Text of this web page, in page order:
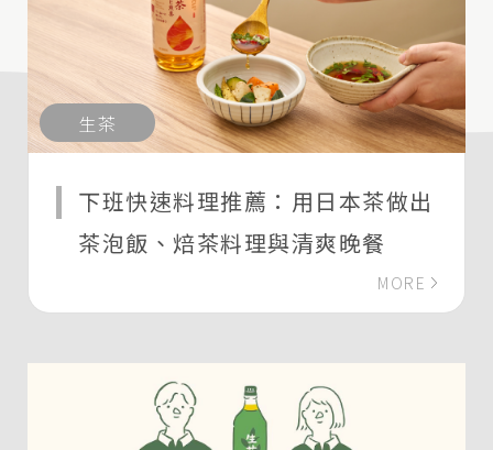
生茶
下班快速料理推薦：用日本茶做出
茶泡飯、焙茶料理與清爽晚餐
MORE